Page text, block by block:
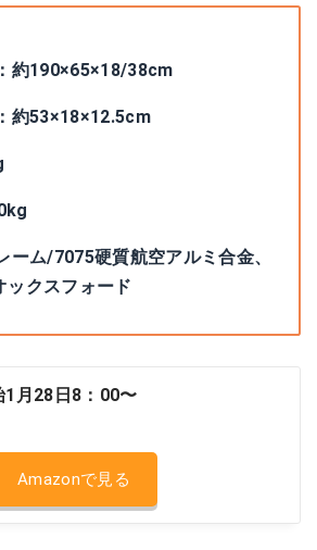
約190×65×18/38cm
約53×18×12.5cm
ーム/7075硬質航空アルミ合金、
ックスフォード
1月28日8：00〜
Amazonで見る